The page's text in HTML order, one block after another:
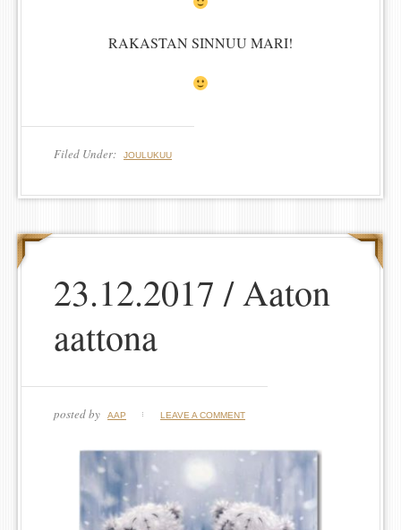
RAKASTAN SINNUU MARI!
Filed Under: JOULUKUU
23.12.2017 / Aaton
aattona
posted by AAP LEAVE A COMMENT